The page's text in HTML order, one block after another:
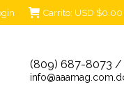
Carrito: USD $0.00
(809) 687-8073
Eventos Tienda Online